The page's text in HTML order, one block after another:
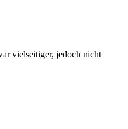
vielseitiger, jedoch nicht